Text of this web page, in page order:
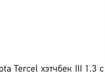
Tercel хэтчбек III 1.3 с